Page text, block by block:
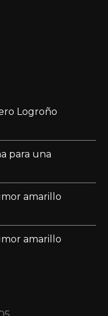
Logroño
para una
amarillo
amarillo